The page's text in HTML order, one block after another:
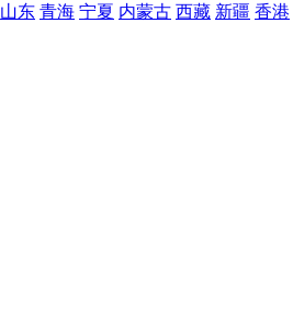
山东 青海 宁夏 内蒙古 西藏 新疆 香港